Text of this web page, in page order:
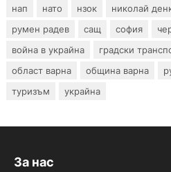
нап
нато нзок николай
румен радев
сащ софия
война в украйна
градски
област варна
община варна
туризъм
украйна
За нас